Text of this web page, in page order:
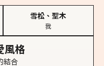
雪松、聖木
我
風格
結合